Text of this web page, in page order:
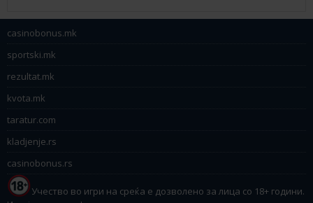
casinobonus.mk
sportski.mk
rezultat.mk
kvota.mk
taratur.com
kladjenje.rs
casinobonus.rs
Учество во игри на среќа е дозволено за лица со 18+ години.